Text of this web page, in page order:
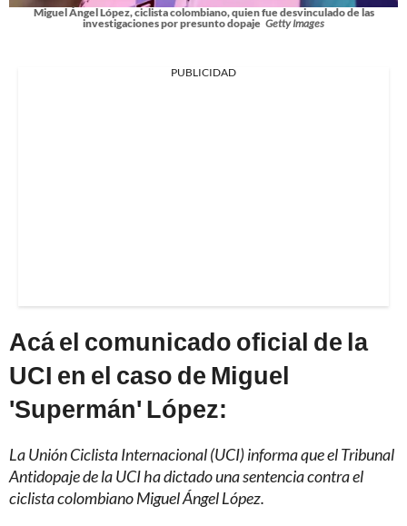
Miguel Ángel López, ciclista colombiano, quien fue desvinculado de las
investigaciones por presunto dopaje Getty Images
PUBLICIDAD
Acá el comunicado oficial de la
UCI en el caso de Miguel
'Supermán' López:
La Unión Ciclista Internacional (UCI) informa que el Tribunal
Antidopaje de la UCI ha dictado una sentencia contra el
ciclista colombiano Miguel Ángel López.